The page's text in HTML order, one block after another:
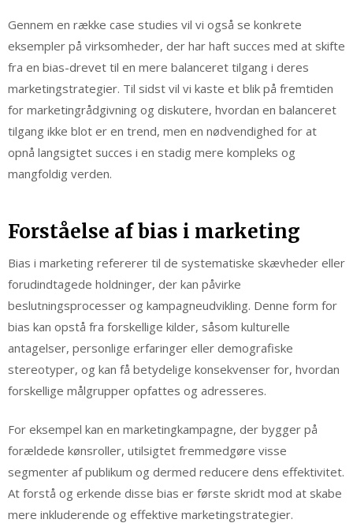
Gennem en række case studies vil vi også se konkrete
eksempler på virksomheder, der har haft succes med at skifte
fra en bias-drevet til en mere balanceret tilgang i deres
marketingstrategier. Til sidst vil vi kaste et blik på fremtiden
for marketingrådgivning og diskutere, hvordan en balanceret
tilgang ikke blot er en trend, men en nødvendighed for at
opnå langsigtet succes i en stadig mere kompleks og
mangfoldig verden.
Forståelse af bias i marketing
Bias i marketing refererer til de systematiske skævheder eller
forudindtagede holdninger, der kan påvirke
beslutningsprocesser og kampagneudvikling. Denne form for
bias kan opstå fra forskellige kilder, såsom kulturelle
antagelser, personlige erfaringer eller demografiske
stereotyper, og kan få betydelige konsekvenser for, hvordan
forskellige målgrupper opfattes og adresseres.
For eksempel kan en marketingkampagne, der bygger på
forældede kønsroller, utilsigtet fremmedgøre visse
segmenter af publikum og dermed reducere dens effektivitet.
At forstå og erkende disse bias er første skridt mod at skabe
mere inkluderende og effektive marketingstrategier.